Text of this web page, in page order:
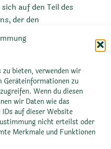
bieten, verwenden wir
Geräteinformationen zu
Wenn du diesen
wir Daten wie das
auf dieser Website
nicht erteilst oder
Merkmale und Funktionen
auf den Teil des
der den
kann aus
bestehen und